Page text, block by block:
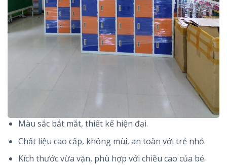
Màu sắc bắt mắt, thiết kế hiện đại.
Chất liệu cao cấp, không mùi, an toàn với trẻ nhỏ.
Kích thước vừa vặn, phù hợp với chiều cao của bé.